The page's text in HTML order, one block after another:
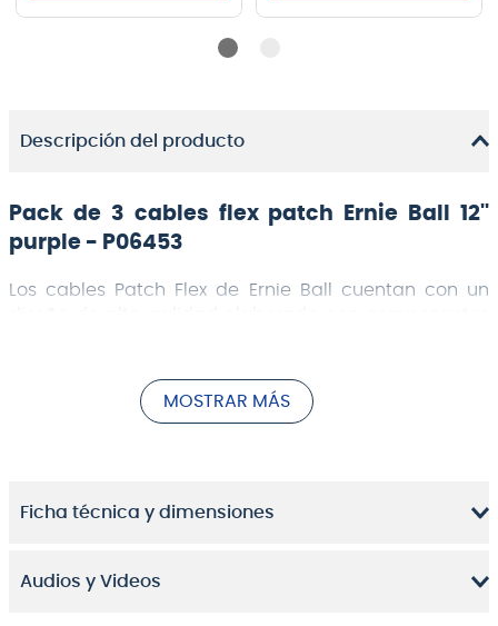
Descripción del producto
Pack de 3 cables flex patch Ernie Ball 12''
purple - P06453
Los cables Patch Flex de Ernie Ball cuentan con un
mientras que los conectores de perfil bajo y la
máxima flexibilidad permiten una disposición
Los cables de conexión flexibles utilizan un 95 % de
preservar la señal, y el exterior con revestimiento de
PVC duradero garantiza un rendimiento duradero.
MOSTRAR MÁS
Ficha técnica y dimensiones
Audios y Videos